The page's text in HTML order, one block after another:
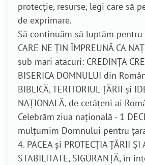
protecție, resurse, legi care să
de exprimare.
Să continuăm să luptăm pentru
CARE NE ȚIN ÎMPREUNĂ CA
sub mari atacuri: CREDINȚA
BISERICA DOMNULUI din
BIBLICĂ, TERITORIUL ȚĂRII și
NAȚIONALĂ, de cetățeni ai
Celebrăm ziua națională - 1
mulțumim Domnului pentru
4. PACEA și PROTECȚIA ȚĂRII ȘI
STABILITATE, SIGURANȚĂ, în